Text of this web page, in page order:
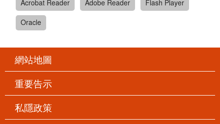
Acrobat Reader
Adobe Reader
Flash Player
Oracle
網站地圖
重要告示
私隱政策